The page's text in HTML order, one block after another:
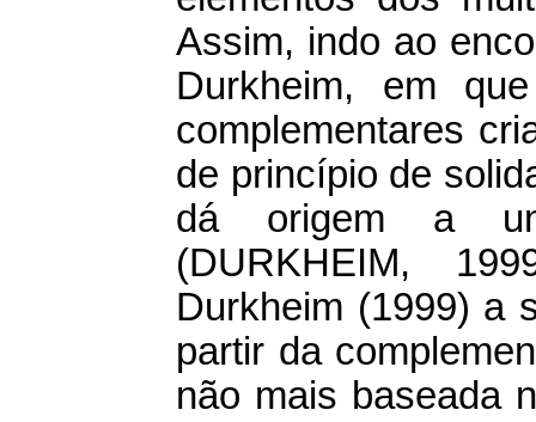
Assim, indo ao
Durkheim, em
complementares
de princípio de
dá origem a
(DURKHEIM,
Durkheim (1999) a
partir da
não mais baseada